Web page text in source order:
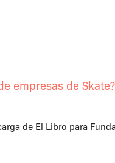
empresas de Skate?
de El Libro para